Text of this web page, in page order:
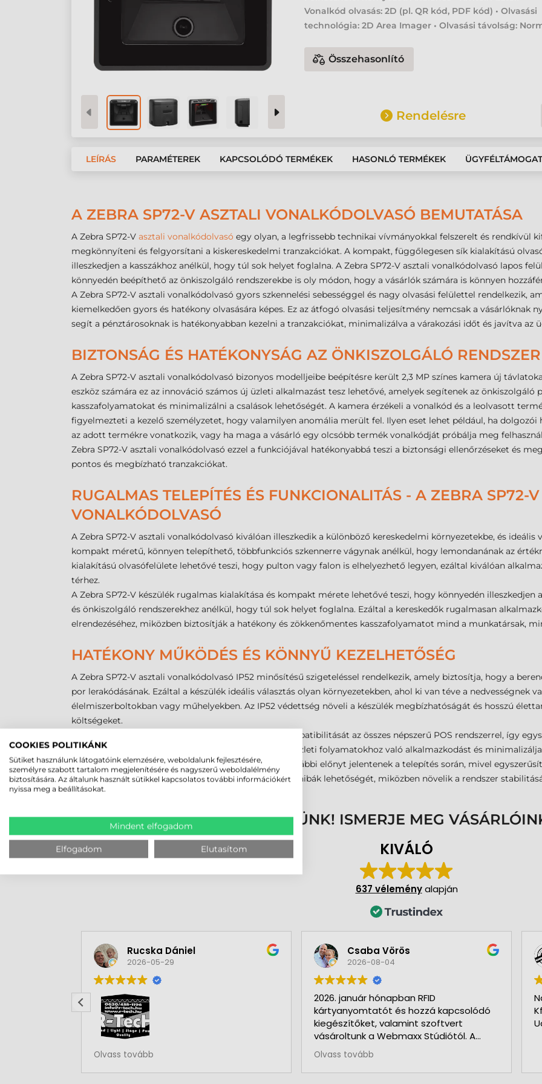
Vonalkód olvasás: 2D (pl. QR kód, PDF kód) • Olvasási
technológia: 2D Area Imager • Olvasási távolság:
Összehasonlító
Rendelésre
LEÍRÁS PARAMÉTEREK KAPCSOLÓDÓ TERMÉKEK HASONLÓ TERMÉKEK
A ZEBRA SP72-V ASZTALI VONALKÓDOLVASÓ BEMUTATÁSA
A Zebra SP72-V asztali vonalkódolvasó egy olyan, a legfrissebb technikai vívmányokkal felszerelt és rendkívül
megkönnyíteni és felgyorsítani a kiskereskedelmi tranzakciókat. A kompakt, függőlegesen sík kialakítású
illeszkedjen a kasszákhoz anélkül, hogy túl sok helyet foglalna. A Zebra SP72-V asztali vonalkódolvasó lapos
könnyedén beépíthető az önkiszolgáló rendszerekbe is oly módon, hogy a vásárlók számára is könnyen
A Zebra SP72-V asztali vonalkódolvasó gyors szkennelési sebességgel és nagy olvasási felülettel rendelkezik,
kiemelkedően gyors és hatékony olvasására képes. Ez az átfogó olvasási teljesítmény nemcsak a vásárlóknak
segít a pénztárosoknak is hatékonyabban kezelni a tranzakciókat, minimalizálva a várakozási időt és javítva az
BIZTONSÁG ÉS HATÉKONYSÁG AZ ÖNKISZOLGÁLÓ
A Zebra SP72-V asztali vonalkódolvasó bizonyos modelljeibe beépítésre került 2,3 MP színes kamera új
eszköz számára ez az innováció számos új üzleti alkalmazást tesz lehetővé, amelyek segítenek az önkiszolgáló
kasszafolyamatokat és minimalizálni a csalások lehetőségét. A kamera érzékeli a vonalkód és a leolvasott
figyelmezteti a kezelő személyzetet, hogy valamilyen anomália merült fel. Ilyen eset lehet például, ha
az adott termékre vonatkozik, vagy ha maga a vásárló egy olcsóbb termék vonalkódját próbálja meg
Zebra SP72-V asztali vonalkódolvasó ezzel a funkciójával hatékonyabbá teszi a biztonsági ellenőrzéseket és
pontos és megbízható tranzakciókat.
RUGALMAS TELEPÍTÉS ÉS FUNKCIONALITÁS - A ZEBRA SP72-
VONALKÓDOLVASÓ
A Zebra SP72-V asztali vonalkódolvasó kiválóan illeszkedik a különböző kereskedelmi környezetekbe, és ideális
kompakt méretű, könnyen telepíthető, többfunkciós szkennerre vágynak anélkül, hogy lemondanának az
kialakítású olvasófelülete lehetővé teszi, hogy pulton vagy falon is elhelyezhető legyen, ezáltal kiválóan
térhez.
A Zebra SP72-V készülék rugalmas kialakítása és kompakt mérete lehetővé teszi, hogy könnyedén
és önkiszolgáló rendszerekhez anélkül, hogy túl sok helyet foglalna. Ezáltal a kereskedők rugalmasan
elrendezéséhez, miközben biztosítják a hatékony és zökkenőmentes kasszafolyamatot mind a munkatársak,
HATÉKONY MŰKÖDÉS ÉS KÖNNYŰ KEZELHETŐSÉG
A Zebra SP72-V asztali vonalkódolvasó IP52 minősítésű szigeteléssel rendelkezik, amely biztosítja, hogy a
por lerakódásának. Ezáltal a készülék ideális választás olyan környezetekben, ahol ki van téve a nedvességnek
élelmiszerboltokban vagy műhelyekben. Az IP52 védettség növeli a készülék megbízhatóságát és hosszú
költségeket.
A beépített interfészek lehetővé teszik a készülék kompatibilitását az összes népszerű POS rendszerrel, így
kiskereskedelmi infrastruktúrába. Ez megkönnyíti az üzleti folyamatokhoz való alkalmazkodást és
és komplikációkat. Az auto-host felismerő kábelek további előnyt jelentenek a telepítés során, mivel
a rendszerhez. Ezáltal csökkentik a telepítési időt és a hibák lehetőségét, miközben növelik a rendszer
MEGBÍZHAT BENNÜNK! ISMERJE MEG
KIVÁLÓ
637 véleményalapján
Rucska Dániel
2026-05-29
Rendben volt a rendelésem
Olvass tovább
Csaba Vörös
2026-08-04
2026. január hónapban RFID
kártyanyomtatót és hozzá kapcsolódó
kiegészítőket, valamint szoftvert
vásároltunk a Webmaxx Stúdiótól. A
beszerzés megkezdése előtt segítettek
az igényeink szerinti típus
kiválasztásában. Minden rendben és
Olvass tovább
COOKIES POLITIKÁNK
Sütiket használunk látogatóink elemzésére, weboldalunk fejlesztésére,
személyre szabott tartalom megjelenítésére és nagyszerű weboldalélmény
biztosítására. Az általunk használt sütikkel kapcsolatos további információkért
nyissa meg a beállításokat.
Mindent elfogadom
Elfogadom Elutasítom